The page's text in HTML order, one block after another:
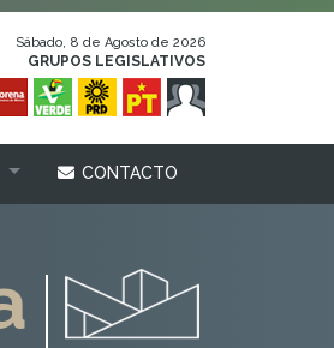
Sábado, 8 de Agosto de 2026
GRUPOS LEGISLATIVOS
CONTACTO